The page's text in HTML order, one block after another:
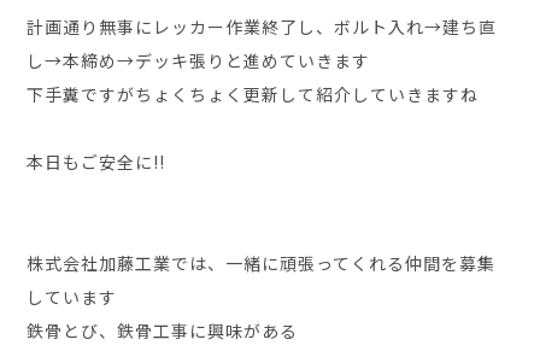
計画通り無事にレッカー作業終了し、ボルト入れ→建ち直
し→本締め→デッキ張りと進めていきます
下手糞ですがちょくちょく更新して紹介していきますね
本日もご安全に!!
株式会社加藤工業では、一緒に頑張ってくれる仲間を募集
しています
鉄骨とび、鉄骨工事に興味がある